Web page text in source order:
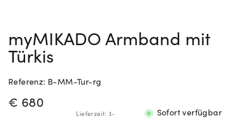
myMIKADO Armband mit
Türkis
Referenz: B-MM-Tur-rg
Sofort verfügbar
PREISINFORMATIONEN
€ 680
Lieferzeit: 3-